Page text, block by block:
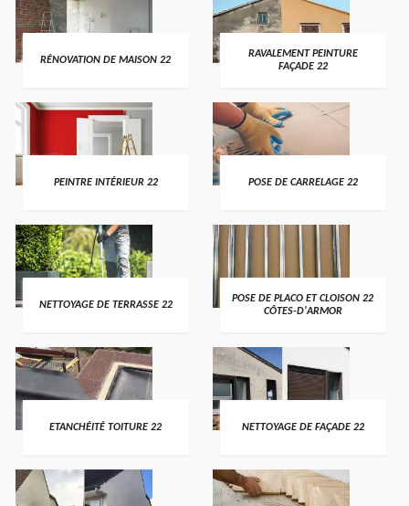
RÉNOVATION DE MAISON 22
RAVALEMENT PEINTURE
FAÇADE 22
PEINTRE INTÉRIEUR 22 POSE DE CARRELAGE 22
NETTOYAGE DE TERRASSE 22
POSE DE PLACO ET CLOISON 22
CÔTES-D'ARMOR
ETANCHÉITÉ TOITURE 22 NETTOYAGE DE FAÇADE 22